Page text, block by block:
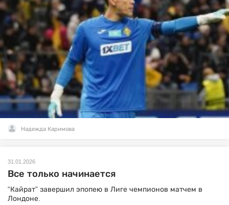
Надежда Каримова
31.01.2026
Все только начинается
“Кайрат” завершил эпопею в Лиге чемпионов матчем в
Лондоне.